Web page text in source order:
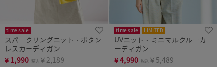
time sale
スパークリングニット・ボタン
レスカーディガン
¥ 1,990 税込 ￥2,189
time sale LIMITED
UVニット・ミニマルクルーカ
ーディガン
¥4,990 税込 ￥5,489